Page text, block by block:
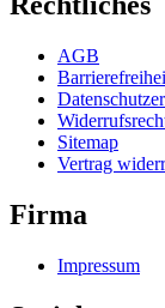
AGB
Sitemap
Vertrag
Firma
Impressum